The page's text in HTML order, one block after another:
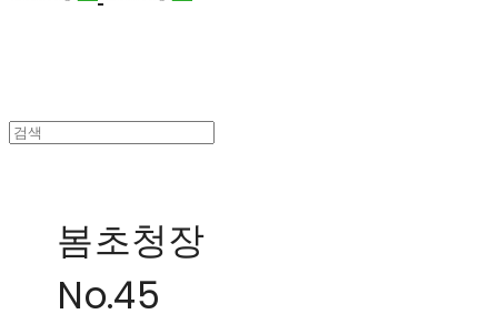
봄초청장
No.45